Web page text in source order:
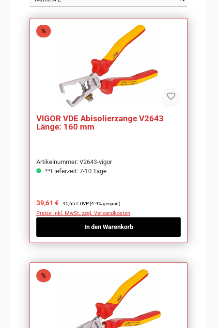
%Rabatt
VIGOR VDE Abisolierzange V2643
Länge: 160 mm
Artikelnummer: V2643-vigor
**Lieferzeit: 7-10 Tage
Verkaufspreis:
39,61 € Regulärer Preis:
41,65 € UVP (4.9% gespart)
Preise inkl. MwSt. zzgl. Versandkosten
In den Warenkorb
%Rabatt